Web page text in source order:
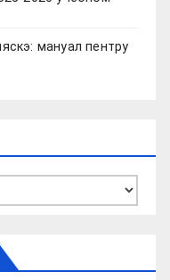
мануал пентру